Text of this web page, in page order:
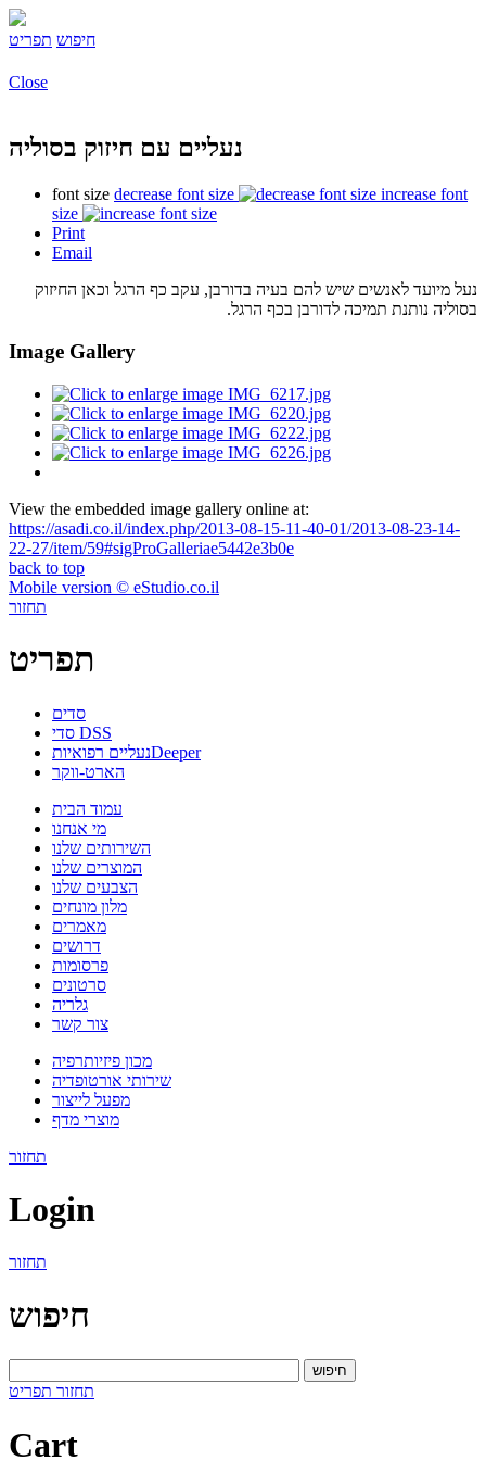
חיפוש תפריט
Close
נעליים עם חיזוק בסוליה
font size decrease font size
increase font
size
Print
Email
נעל מיועד לאנשים שיש להם בעיה בדורבן, עקב כף הרגל וכאן החיזוק
בסוליה נותנת תמיכה לדורבן בכף הרגל.
Image Gallery
View the embedded image gallery online at:
https://asadi.co.il/index.php/2013-08-15-11-40-01/2013-08-23-14-
22-27/item/59#sigProGalleriae5442e3b0e
back to top
Mobile version © eStudio.co.il
תחזור
תפריט
סדים
סדי DSS
נעליים רפואיותDeeper
הארט-ווקר
עמוד הבית
מי אנחנו
השירותים שלנו
המוצרים שלנו
הצבעים שלנו
מלון מונחים
מאמרים
דרושים
פרסומות
סרטונים
גלריה
צור קשר
מכון פיזיותרפיה
שירותי אורטופדיה
מפעל לייצור
מוצרי מדף
תחזור
Login
תחזור
חיפוש
חיפוש
תחזור תפריט
Cart